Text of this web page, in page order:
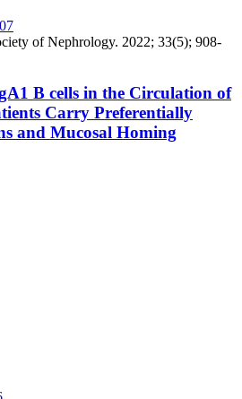
of Nephrology. 2022; 33(5); 908-
B cells in the Circulation of
Carry Preferentially
and Mucosal Homing